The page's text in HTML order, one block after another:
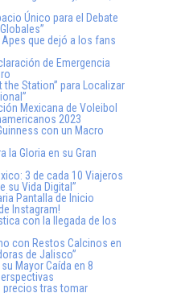
Único para el Debate
Apes que dejó a los fans
de Emergencia
the Station” para Localizar
Mexicana de Voleibol
2023
con un Macro
la Gloria en su Gran
3 de cada 10 Viajeros
su Vida Digital”
Pantalla de Inicio
Instagram!
con la llegada de los
con Restos Calcinos en
de Jalisco”
Mayor Caída en 8
precios tras tomar